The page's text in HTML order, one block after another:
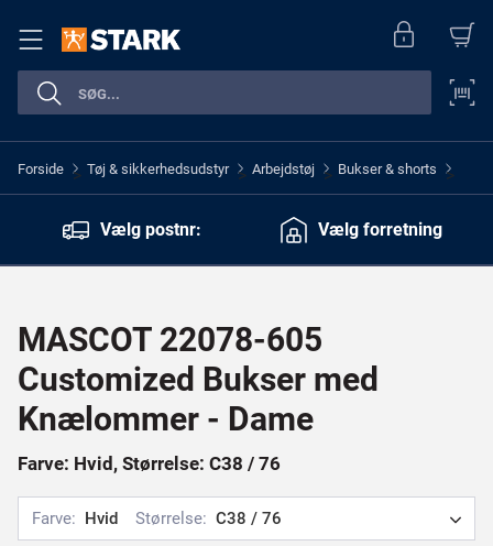
Forside > Tøj & sikkerhedsudstyr > Arbejdstøj > Bukser & shorts >
Vælg postnr: Vælg forretning
MASCOT 22078-605
Customized Bukser med
Knælommer - Dame
Farve: Hvid, Størrelse: C38 / 76
Farve: Hvid Størrelse: C38 / 76